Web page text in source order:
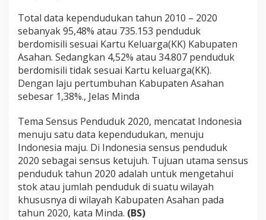
Total data kependudukan tahun 2010 – 2020
sebanyak 95,48% atau 735.153 penduduk
berdomisili sesuai Kartu Keluarga(KK) Kabupaten
Asahan. Sedangkan 4,52% atau 34.807 penduduk
berdomisili tidak sesuai Kartu keluarga(KK).
Dengan laju pertumbuhan Kabupaten Asahan
sebesar 1,38%., Jelas Minda
Tema Sensus Penduduk 2020, mencatat Indonesia
menuju satu data kependudukan, menuju
Indonesia maju. Di Indonesia sensus penduduk
2020 sebagai sensus ketujuh. Tujuan utama sensus
penduduk tahun 2020 adalah untuk mengetahui
stok atau jumlah penduduk di suatu wilayah
khususnya di wilayah Kabupaten Asahan pada
tahun 2020, kata Minda. (BS)